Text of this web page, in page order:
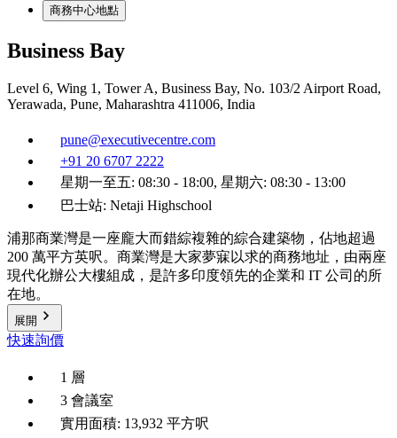
商務中心地點
Business Bay
Level 6, Wing 1, Tower A, Business Bay, No. 103/2 Airport Road,
Yerawada, Pune, Maharashtra 411006, India
pune@executivecentre.com
+91 20 6707 2222
星期一至五: 08:30 - 18:00, 星期六: 08:30 - 13:00
巴士站: Netaji Highschool
浦那商業灣是一座龐大而錯綜複雜的綜合建築物，佔地超過
200 萬平方英呎。商業灣是大家夢寐以求的商務地址，由兩座
現代化辦公大樓組成，是許多印度領先的企業和 IT 公司的所
在地。
展開
快速詢價
1 層
3 會議室
實用面積: 13,932 平方呎